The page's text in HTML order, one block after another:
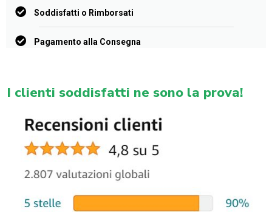
Soddisfatti o Rimborsati
Pagamento alla Consegna
I clienti soddisfatti ne sono la prova!​